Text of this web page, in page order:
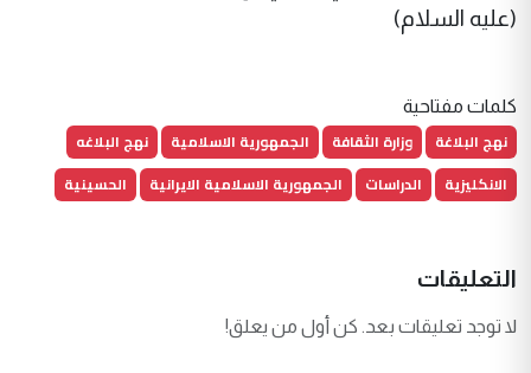
(عليه السلام)
كلمات مفتاحية
نهج البلاغة وزارة الثقافة الجمهورية الاسلامية
نهج البلاغه
الانكليزية
الدراسات الجمهورية الاسلامية الايرانية الحسينية
التعليقات
لا توجد تعليقات بعد. كن أول من يعلق!